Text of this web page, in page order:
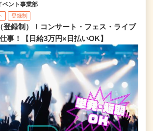
ベント事業部
登録制
登録制）！コンサート・フェス・ライブ
事！【日給3万円×日払いOK】